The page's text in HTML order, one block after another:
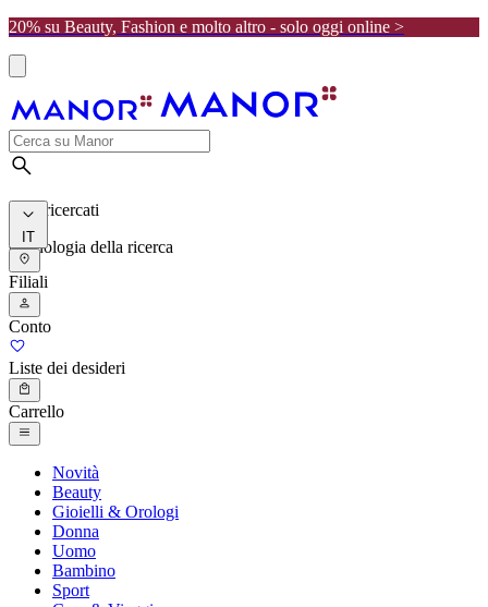
20% su Beauty, Fashion e molto altro - solo oggi online >
I più ricercati
Cronologia della ricerca
IT
Filiali
Conto
Liste dei desideri
Carrello
Novità
Beauty
Gioielli & Orologi
Donna
Uomo
Bambino
Sport